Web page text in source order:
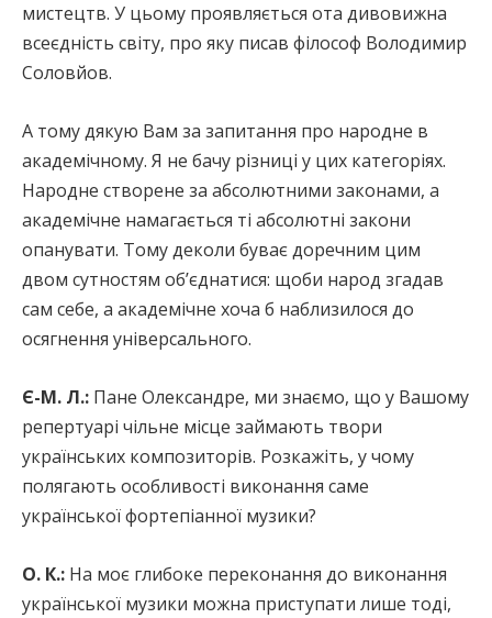
мистецтв. У цьому проявляється ота дивовижна
всеєдність світу, про яку писав філософ Володимир
Соловйов.
А тому дякую Вам за запитання про народне в
академічному. Я не бачу різниці у цих категоріях.
Народне створене за абсолютними законами, а
академічне намагається ті абсолютні закони
опанувати. Тому деколи буває доречним цим
двом сутностям об’єднатися: щоби народ згадав
сам себе, а академічне хоча б наблизилося до
осягнення універсального.
Є-М. Л.: Пане Олександре, ми знаємо, що у Вашому
репертуарі чільне місце займають твори
українських композиторів. Розкажіть, у чому
полягають особливості виконання саме
української фортепіанної музики?
О. К.: На моє глибоке переконання до виконання
української музики можна приступати лише тоді,